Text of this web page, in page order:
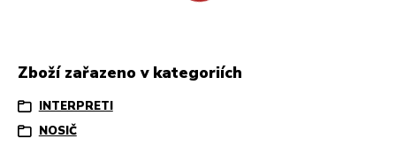
Zboží zařazeno v kategoriích
INTERPRETI
NOSIČ